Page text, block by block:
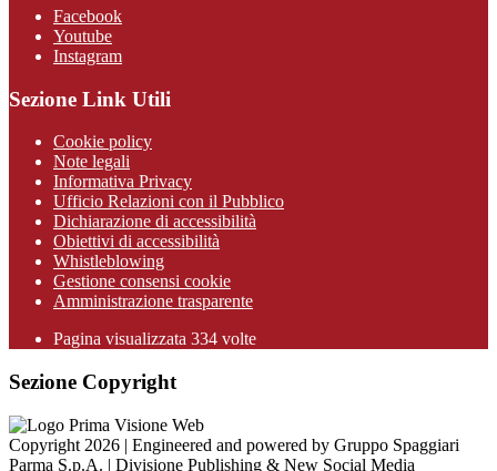
Facebook
Youtube
Instagram
Sezione Link Utili
Cookie policy
Note legali
Informativa Privacy
Ufficio Relazioni con il Pubblico
Dichiarazione di accessibilità
Obiettivi di accessibilità
Whistleblowing
Gestione consensi cookie
Amministrazione trasparente
Pagina visualizzata 334 volte
Sezione Copyright
Copyright 2026 | Engineered and powered by Gruppo Spaggiari
Parma S.p.A. | Divisione Publishing & New Social Media